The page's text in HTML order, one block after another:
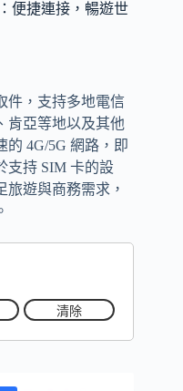
便捷連接，暢遊世
件，支持多地電信
肯亞等地以及其他
4G/5G 網路，即
支持 SIM 卡的設
遊與商務需求，
清除